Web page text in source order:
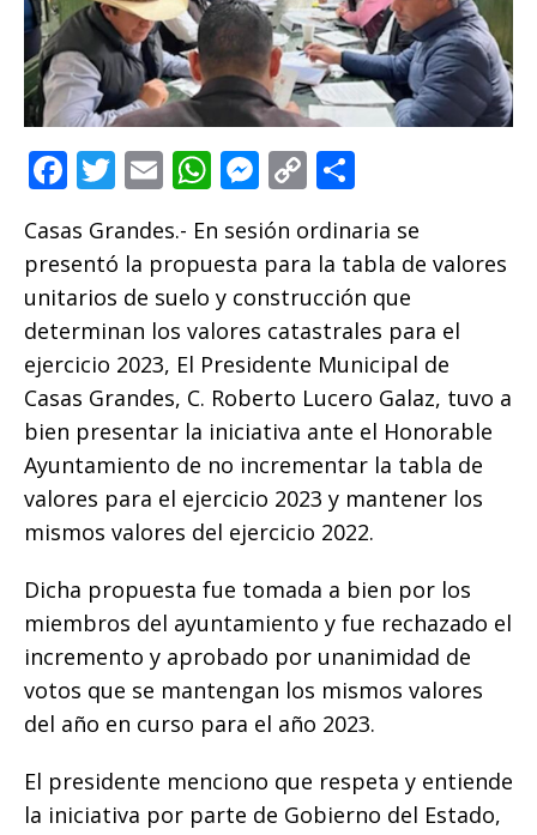
F
c
e
b
o
o
k
T
it
te
r
E
ai
l
W
at
s
A
p
p
M
e
ss
e
n
g
e
r
C
o
p
y
Li
n
k
m
p
ar
ti
r
Casas Grandes.- En sesión ordinaria se
presentó la propuesta para la tabla de valores
unitarios de suelo y construcción que
determinan los valores catastrales para el
ejercicio 2023, El Presidente Municipal de
Casas Grandes, C. Roberto Lucero Galaz, tuvo a
bien presentar la iniciativa ante el Honorable
Ayuntamiento de no incrementar la tabla de
valores para el ejercicio 2023 y mantener los
mismos valores del ejercicio 2022.
Dicha propuesta fue tomada a bien por los
miembros del ayuntamiento y fue rechazado el
incremento y aprobado por unanimidad de
votos que se mantengan los mismos valores
del año en curso para el año 2023.
El presidente menciono que respeta y entiende
la iniciativa por parte de Gobierno del Estado,